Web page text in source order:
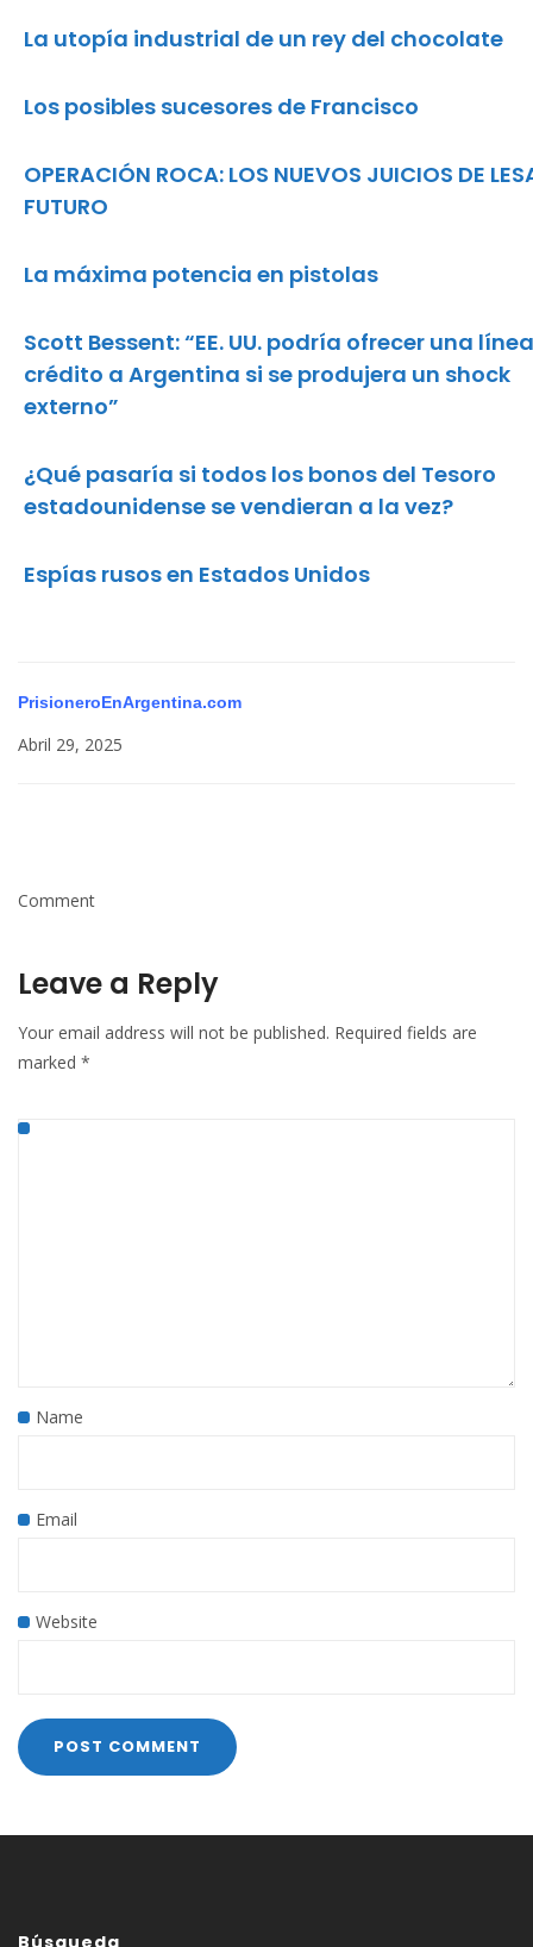
La utopía industrial de un rey del chocolate
Los posibles sucesores de Francisco
OPERACIÓN ROCA: LOS NUEVOS JUICIOS DE
FUTURO
La máxima potencia en pistolas
Scott Bessent: “EE. UU. podría ofrecer una
crédito a Argentina si se produjera un shock
externo”
¿Qué pasaría si todos los bonos del Tesoro
estadounidense se vendieran a la vez?
Espías rusos en Estados Unidos
PrisioneroEnArgentina.com
Abril 29, 2025
Comment
Leave a Reply
Your email address will not be published. Required fields are
marked *
Name
Email
Website